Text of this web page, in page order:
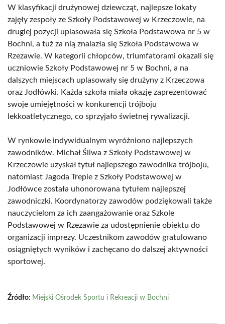
W klasyfikacji drużynowej dziewcząt, najlepsze lokaty
zajęły zespoły ze Szkoły Podstawowej w Krzeczowie, na
drugiej pozycji uplasowała się Szkoła Podstawowa nr 5 w
Bochni, a tuż za nią znalazła się Szkoła Podstawowa w
Rzezawie. W kategorii chłopców, triumfatorami okazali się
uczniowie Szkoły Podstawowej nr 5 w Bochni, a na
dalszych miejscach uplasowały się drużyny z Krzeczowa
oraz Jodłówki. Każda szkoła miała okazję zaprezentować
swoje umiejętności w konkurencji trójboju
lekkoatletycznego, co sprzyjało świetnej rywalizacji.
W rynkowie indywidualnym wyróżniono najlepszych
zawodników. Michał Śliwa z Szkoły Podstawowej w
Krzeczowie uzyskał tytuł najlepszego zawodnika trójboju,
natomiast Jagoda Trepie z Szkoły Podstawowej w
Jodłówce została uhonorowana tytułem najlepszej
zawodniczki. Koordynatorzy zawodów podziękowali także
nauczycielom za ich zaangażowanie oraz Szkole
Podstawowej w Rzezawie za udostępnienie obiektu do
organizacji imprezy. Uczestnikom zawodów gratulowano
osiągniętych wyników i zachęcano do dalszej aktywności
sportowej.
Źródło: Miejski Ośrodek Sportu i Rekreacji w Bochni